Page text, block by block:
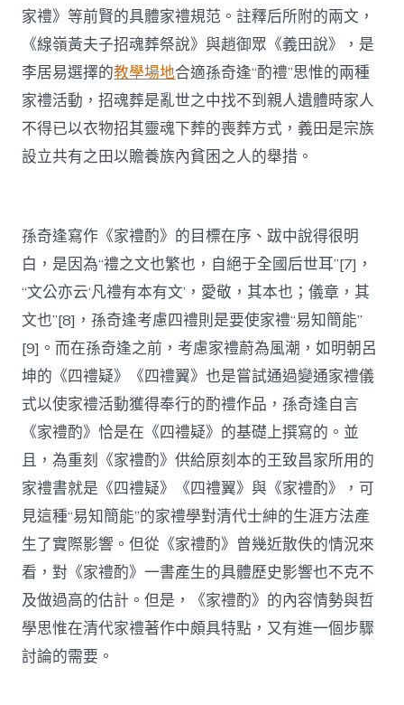
家禮》等前賢的具體家禮規范。註釋后所附的兩文，
《線嶺黃夫子招魂葬祭說》與趙御眾《義田說》，是
李居易選擇的教學場地合適孫奇逢“酌禮”思惟的兩種
家禮活動，招魂葬是亂世之中找不到親人遺體時家人
不得已以衣物招其靈魂下葬的喪葬方式，義田是宗族
設立共有之田以贍養族內貧困之人的舉措。
孫奇逢寫作《家禮酌》的目標在序、跋中說得很明
白，是因為“禮之文也繁也，自絕于全國后世耳”[7]，
“文公亦云‘凡禮有本有文’，愛敬，其本也；儀章，其
文也”[8]，孫奇逢考慮四禮則是要使家禮“易知簡能”
[9]。而在孫奇逢之前，考慮家禮蔚為風潮，如明朝呂
坤的《四禮疑》《四禮翼》也是嘗試通過變通家禮儀
式以使家禮活動獲得奉行的酌禮作品，孫奇逢自言
《家禮酌》恰是在《四禮疑》的基礎上撰寫的。並
且，為重刻《家禮酌》供給原刻本的王致昌家所用的
家禮書就是《四禮疑》《四禮翼》與《家禮酌》，可
見這種“易知簡能”的家禮學對清代士紳的生涯方法產
生了實際影響。但從《家禮酌》曾幾近散佚的情況來
看，對《家禮酌》一書產生的具體歷史影響也不克不
及做過高的估計。但是，《家禮酌》的內容情勢與哲
學思惟在清代家禮著作中頗具特點，又有進一個步驟
討論的需要。